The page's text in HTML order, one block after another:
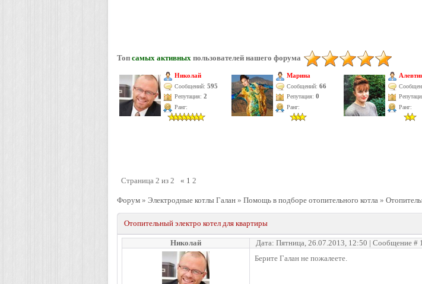
Топ самых активных пользователей нашего форума
Николай
Сообщений: 595
Репутация: 2
Ранг:
Марина
Сообщений: 66
Репутация: 0
Ранг:
Ранг:
Страница 2 из 2 « 1 2
Форум » Электродные котлы Галан » Помощь в подборе отопительного котла »
Отопительный электро котел для квартиры
Николай Дата: Пятница, 26.07.2013, 12:50 | Сообщение #
Берите Галан не пожалеете.